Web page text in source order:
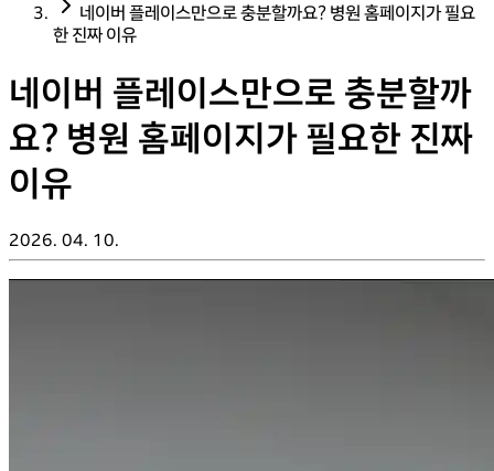
네이버 플레이스만으로 충분할까요? 병원 홈페이지가 필요
한 진짜 이유
네이버 플레이스만으로 충분할까
요? 병원 홈페이지가 필요한 진짜
이유
2026. 04. 10.